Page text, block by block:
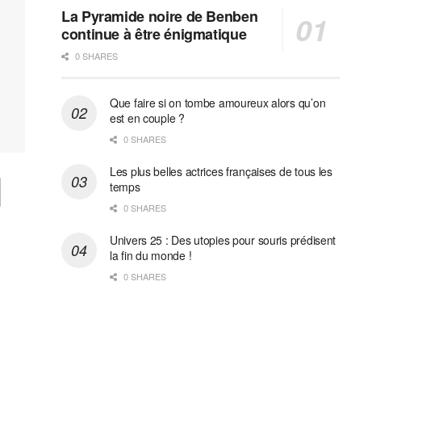
La Pyramide noire de Benben
continue à être énigmatique
0 SHARES
Que faire si on tombe amoureux alors qu’on
est en couple ?
0 SHARES
Les plus belles actrices françaises de tous les
temps
0 SHARES
Univers 25 : Des utopies pour souris prédisent
la fin du monde !
0 SHARES